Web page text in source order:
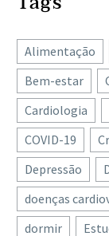
Alimentação
Bem-estar
Cardiologia
COVID-19
Depressão
doenças
dormir